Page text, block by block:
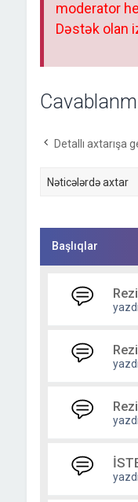
moderator
Dəstək olan
Detallı axtarışa
Başlıqlar